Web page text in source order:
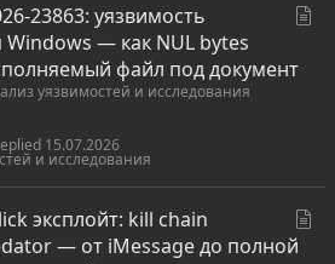
23863: уязвимость
Windows — как NUL bytes
файл под документ
уязвимостей и исследования
и исследования
15.07.2026
эксплойт: kill chain
— от iMessage до полной